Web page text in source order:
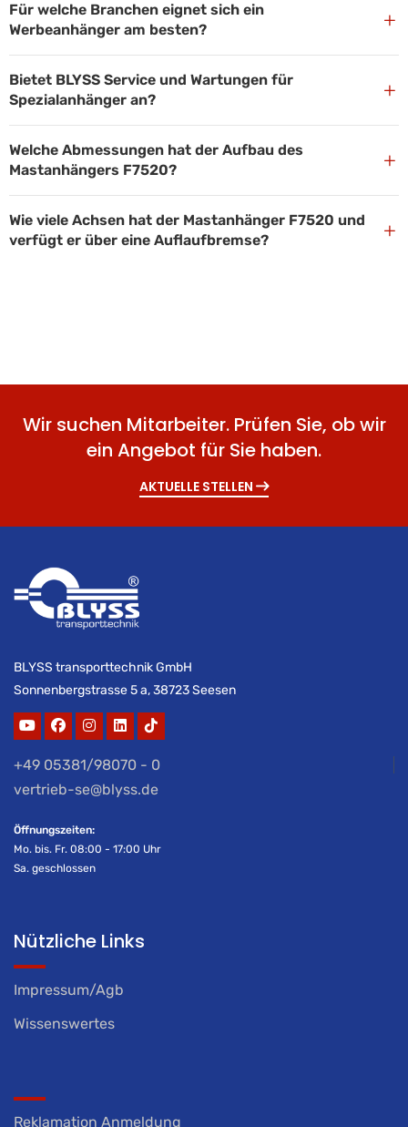
Für welche Branchen eignet sich ein
Werbeanhänger am besten?
+
Bietet BLYSS Service und Wartungen für
Spezialanhänger an?
+
Welche Abmessungen hat der Aufbau des
Mastanhängers F7520?
+
Wie viele Achsen hat der Mastanhänger F7520 und
verfügt er über eine Auflaufbremse?
+
Wir suchen Mitarbeiter. Prüfen Sie, ob wir
ein Angebot für Sie haben.
AKTUELLE STELLEN
BLYSS transporttechnik GmbH
Sonnenbergstrasse 5 a, 38723 Seesen
+49 05381/98070 - 0
vertrieb-se@blyss.de
Öffnungszeiten:
Mo. bis. Fr. 08:00 - 17:00 Uhr
Sa. geschlossen
Nützliche Links
Impressum/Agb
Wissenswertes
Reklamation Anmeldung